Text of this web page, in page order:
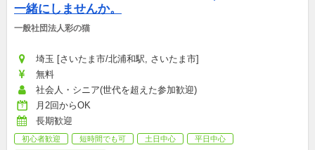
一緒にしませんか。
一般社団法人彩の猫
埼玉 [さいたま市/北浦和駅, さいたま市]
無料
社会人・シニア(世代を超えた参加歓迎)
月2回からOK
長期歓迎
初心者歓迎 短時間でも可 土日中心
平日中心